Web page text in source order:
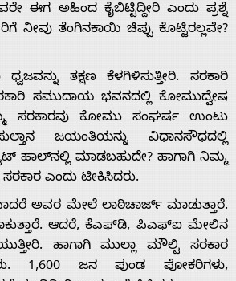
ಈಗ ಅಹಿಂದ ಕೈಬಿಟ್ಟಿದ್ದೀರಿ ಎಂದು ಪ್ರಶ್ನೆ
ನೀವು ತೆಂಗಿನಕಾಯಿ ಚಿಪ್ಪು ಕೊಟ್ಟಿರಲ್ಲವೇ?
ತಕ್ಷಣ ಕೆಳಗಿಳಿಸುತ್ತೀರಿ. ಸರಕಾರಿ
ಸಮುದಾಯ ಭವನದಲ್ಲಿ ಕೋಮುದ್ವೇಷ
ಸರಕಾರವು ಕೋಮು ಸಂಘರ್ಷ ಉಂಟು
ಜಯಂತಿಯನ್ನು ವಿಧಾನಸೌಧದಲ್ಲಿ
ಹಾಲ್‍ನಲ್ಲಿ ಮಾಡಬಹುದೇ? ಹಾಗಾಗಿ ನಿಮ್ಮ
ಎಂದು ಟೀಕಿಸಿದರು.
ಅವರ ಮೇಲೆ ಲಾಠಿಚಾರ್ಜ್ ಮಾಡುತ್ತಾರೆ.
ಆದರೆ, ಕೆಎಫ್‍ಡಿ, ಪಿಎಫ್‍ಐ ಮೇಲಿನ
ಹಾಗಾಗಿ ಮುಲ್ಲಾ ಮೌಲ್ವಿ ಸರಕಾರ
1,600 ಜನ ಪುಂಡ ಪೋಕರಿಗಳು,